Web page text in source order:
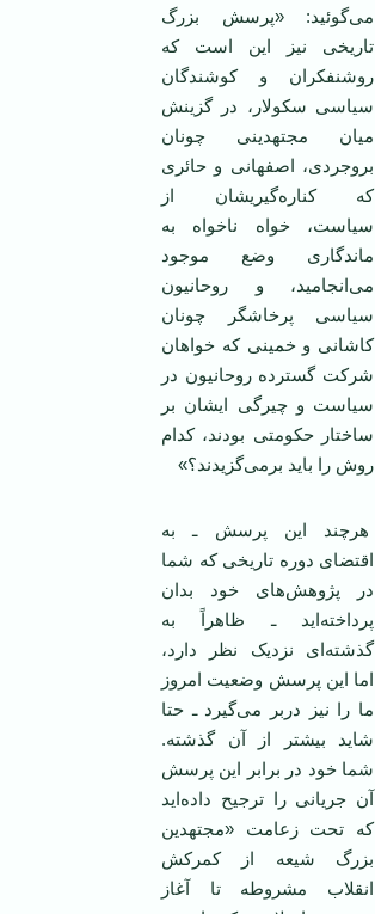
می‌گوئید: «پرسش بزرگ
تاریخی نیز این است که
روشنفکران و کوشندگان
سیاسی سکولار، در گزینش
میان مجتهدینی چونان
بروجردی، اصفهانی و حائری
که کناره‌گیریشان از
سیاست، خواه ناخواه به
ماندگاری وضع موجود
می‌انجامید، و روحانیون
سیاسی پرخاشگر چونان
کاشانی و خمینی که خواهان
شرکت گسترده روحانیون در
سیاست و چیرگی ایشان بر
ساختار حکومتی بودند، کدام
روش را باید برمی‌گزیدند؟»
هرچند این پرسش ـ به
اقتضای دوره تاریخی که شما
در پژوهش‌های خود بدان
پرداخته‌اید ـ ظاهراً به
گذشته‌ای نزدیک نظر دارد،
اما این پرسش وضعیت امروز
ما را نیز دربر می‌گیرد ـ حتا
شاید بیشتر از آن گذشته.
شما خود در برابر این پرسش
آن جریانی را ترجیح داده‌اید
که تحت زعامت «مجتهدین
بزرگ شیعه از کمرکش
انقلاب مشروطه تا آغاز